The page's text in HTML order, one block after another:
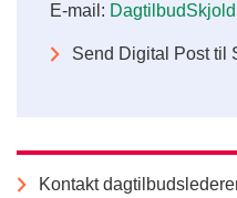
E-mail:
Send Digital Post til
Kontakt